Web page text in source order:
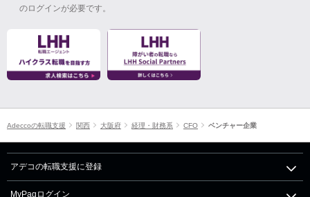
のログインが必要です。
Adeccoの転職支援 関西 大阪府 経理・財務系 CFO ベンチャー企業
アデコの転職支援に登録
MyPagログイン